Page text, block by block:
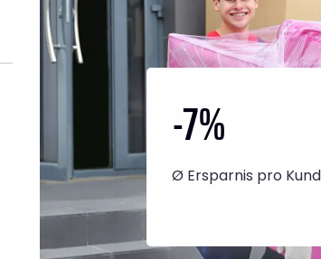
-7%
Ø Ersparnis pro